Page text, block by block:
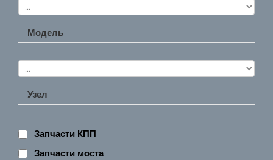
Модель
Узел
Запчасти КПП
Запчасти моста